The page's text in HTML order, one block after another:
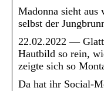
Madonna sieht aus
selbst der
22.02.2022 —
Hautbild so rein,
zeigte sich so
Da hat ihr Social-